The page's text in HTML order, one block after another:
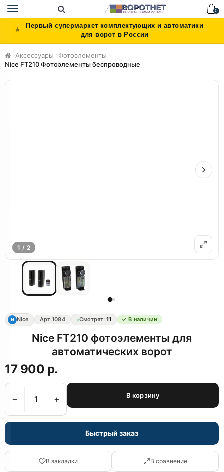
Toggle
navigation
0
Первый супермаркет комплектующих и автоматики
для ворот в России
›Аксессуары ›Фотоэлементы ›
Nice FT210 Фотоэлементы беспроводные
1 / 2
N Nice Арт.1084 Смотрят: 11 ✓ В наличии
Nice FT210 фотоэлементы для
автоматических ворот
17 900 р.
− + В корзину
Быстрый заказ
В закладки В сравнение